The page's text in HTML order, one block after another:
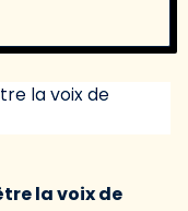
la voix de